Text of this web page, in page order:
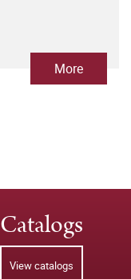
More
Catalogs
View catalogs